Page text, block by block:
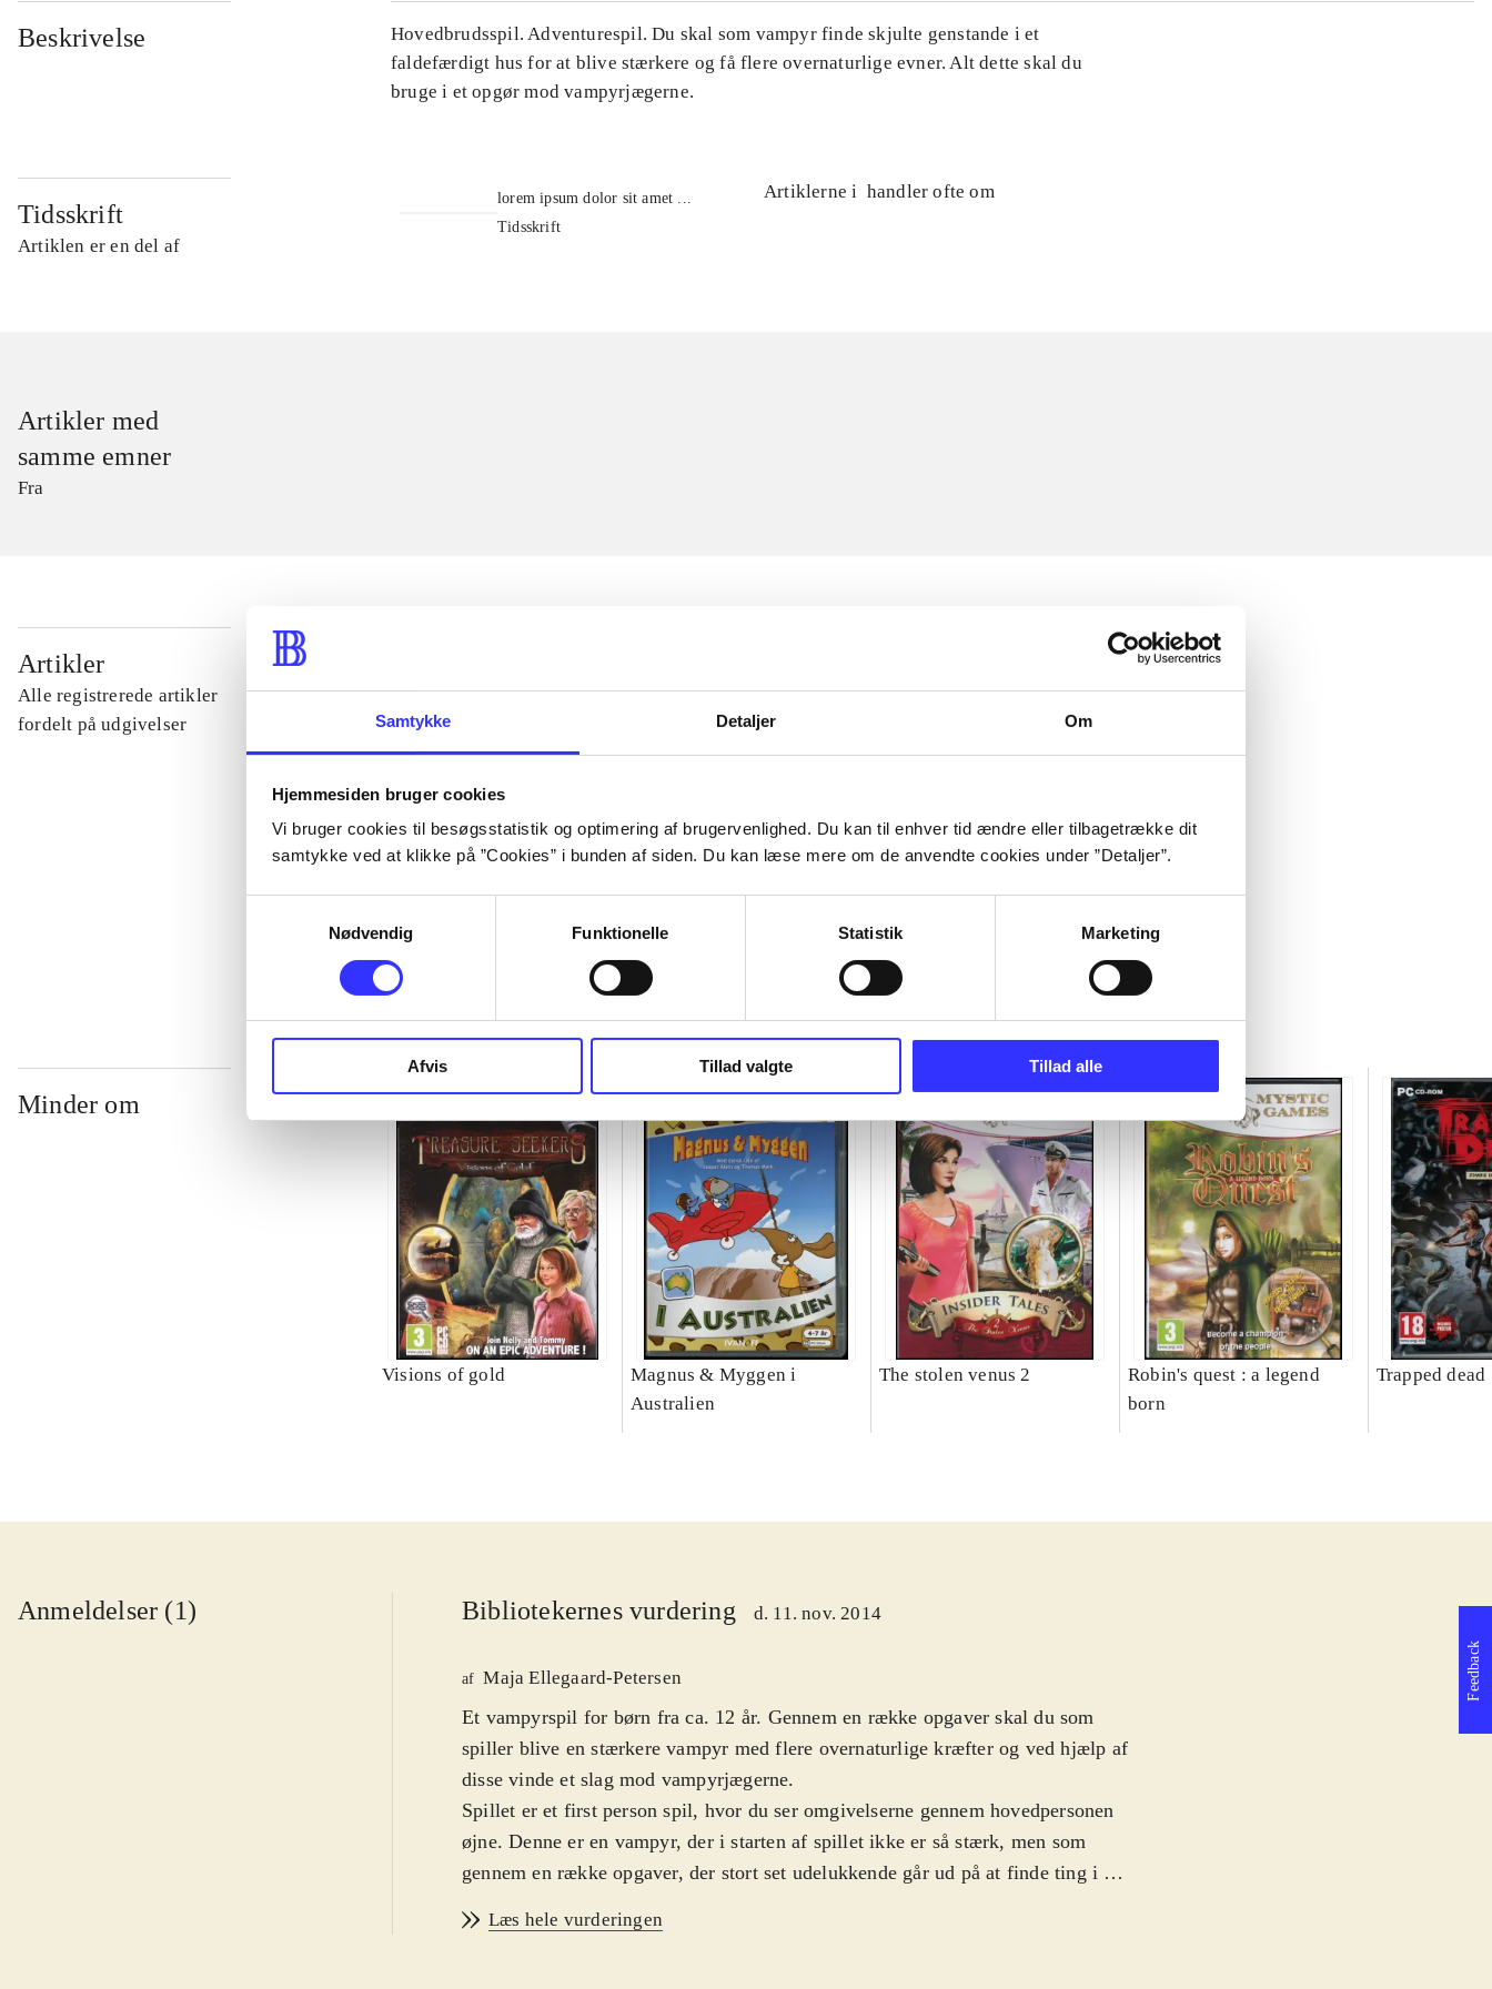
Samtykke Detaljer Om
Hjemmesiden bruger cookies
Vi bruger cookies til besøgsstatistik og optimering af brugervenlighed. Du kan til enhver tid ændre eller tilbagetrække dit
samtykke ved at klikke på ”Cookies” i bunden af siden. Du kan læse mere om de anvendte cookies under ”Detaljer”.
Nødvendig
Funktionelle Statistik Marketing
Afvis Tillad valgte Tillad alle
Beskrivelse
Hovedbrudsspil. Adventurespil. Du skal som vampyr finde skjulte genstande i et
faldefærdigt hus for at blive stærkere og få flere overnaturlige evner. Alt dette skal du
bruge i et opgør mod vampyrjægerne.
Tidsskrift
Artiklen er en del af
lorem ipsum dolor sit amet ...
Tidsskrift
Artiklerne i handler ofte om
Artikler med
samme emner
Fra
Artikler
Alle registrerede artikler
fordelt på udgivelser
...
...
...
...
Minder om
Visions of gold
Magnus & Myggen i
Australien
The stolen venus 2
Robin's quest : a legend
born
Trapped dead
Anmeldelser (1) Bibliotekernes vurdering d. 11. nov. 2014
af Maja Ellegaard-Petersen
Et vampyrspil for børn fra ca. 12 år. Gennem en række opgaver skal du som
spiller blive en stærkere vampyr med flere overnaturlige kræfter og ved hjælp af
disse vinde et slag mod vampyrjægerne.
Spillet er et first person spil, hvor du ser omgivelserne gennem hovedpersonen
øjne. Denne er en vampyr, der i starten af spillet ikke er så stærk, men som
gennem en række opgaver, der stort set udelukkende går ud på at finde ting i de
Spillet er på engelsk og teksten er rimeligt svær
Læs hele vurderingen
Feedback